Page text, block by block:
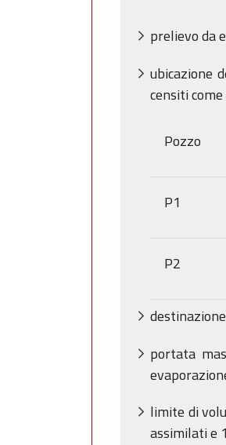
prelievo da
ubicazione
censiti come
Pozzo
P1
P2
portata
limite di
assimilati e